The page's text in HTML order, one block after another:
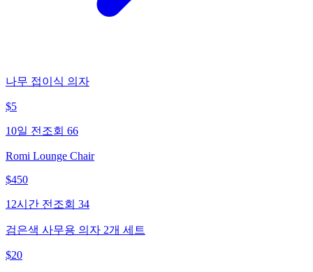
나무 접이식 의자
$5
10일 전 조회 66
Romi Lounge Chair
$450
12시간 전 조회 34
검은색 사무용 의자 2개 세트
$20